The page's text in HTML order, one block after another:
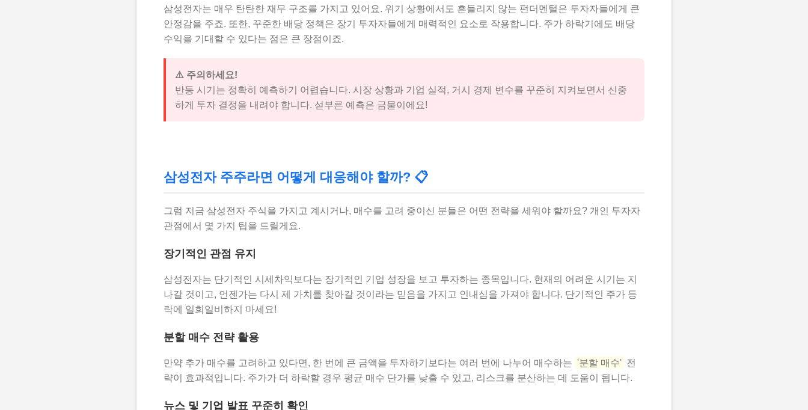
삼성전자는 매우 탄탄한 재무 구조를 가지고 있어요. 위기 상황에서도 흔들리지 않는 펀더멘털은 투자자들에게 큰
안정감을 주죠. 또한, 꾸준한 배당 정책은 장기 투자자들에게 매력적인 요소로 작용합니다. 주가 하락기에도 배당
수익을 기대할 수 있다는 점은 큰 장점이죠.
⚠️ 주의하세요!
반등 시기는 정확히 예측하기 어렵습니다. 시장 상황과 기업 실적, 거시 경제 변수를 꾸준히 지켜보면서 신중
하게 투자 결정을 내려야 합니다. 섣부른 예측은 금물이에요!
삼성전자 주주라면 어떻게 대응해야 할까? 📋
그럼 지금 삼성전자 주식을 가지고 계시거나, 매수를 고려 중이신 분들은 어떤 전략을 세워야 할까요? 개인 투자자
관점에서 몇 가지 팁을 드릴게요.
장기적인 관점 유지
삼성전자는 단기적인 시세차익보다는 장기적인 기업 성장을 보고 투자하는 종목입니다. 현재의 어려운 시기는 지
나갈 것이고, 언젠가는 다시 제 가치를 찾아갈 것이라는 믿음을 가지고 인내심을 가져야 합니다. 단기적인 주가 등
락에 일희일비하지 마세요!
분할 매수 전략 활용
만약 추가 매수를 고려하고 있다면, 한 번에 큰 금액을 투자하기보다는 여러 번에 나누어 매수하는 '분할 매수' 전
략이 효과적입니다. 주가가 더 하락할 경우 평균 매수 단가를 낮출 수 있고, 리스크를 분산하는 데 도움이 됩니다.
뉴스 및 기업 발표 꾸준히 확인